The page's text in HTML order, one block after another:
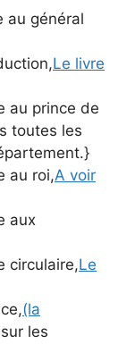
au général
Le livre
au prince de
toutes les
au roi,A voir
aux
circulaire,Le
(la
les